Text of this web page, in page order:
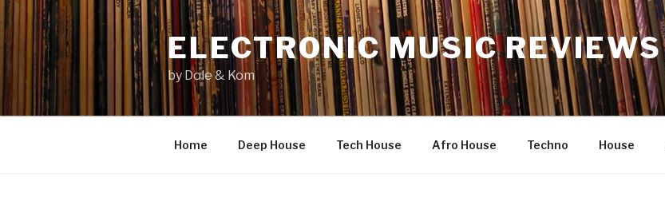
springen
ELECTRONIC MUSIC REVIEWS
by Dole & Kom
Home Deep House Tech House Afro House Techno House